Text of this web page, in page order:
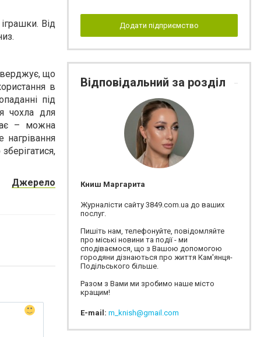
Від
що
в
під
чохла для
– можна
Джерело
Додати підприємство
Відповідальний за розділ
Книш Маргарита
Журналісти сайту 3849.com.ua до ваших
послуг.
Пишіть нам, телефонуйте, повідомляйте
про міські новини та події - ми
сподіваємося, що з Вашою допомогою
городяни дізнаються про життя Кам'янця-
Подільського більше.
Разом з Вами ми зробимо наше місто
кращим!
E-mail: m_knish@gmail.com